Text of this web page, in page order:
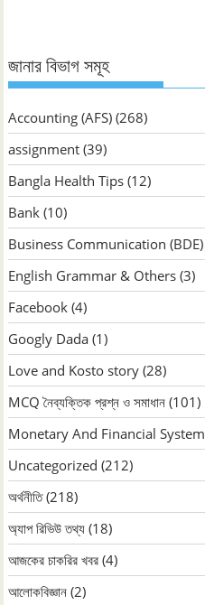
জানার বিভাগ সমূহ
Accounting (AFS) (268)
assignment (39)
Bangla Health Tips (12)
Bank (10)
Business Communication (BDE)
English Grammar & Others (3)
Facebook (4)
Googly Dada (1)
Love and Kosto story (28)
MCQ নৈব্যক্তিক প্রশ্ন ও সমাধান (101)
Monetary And Financial System
Uncategorized (212)
অর্থনীতি(218)
অ্যাপ রিভিউ তথ্য (18)
আজকের চাকরির খবর (4)
আলোকবিজ্ঞান (2)